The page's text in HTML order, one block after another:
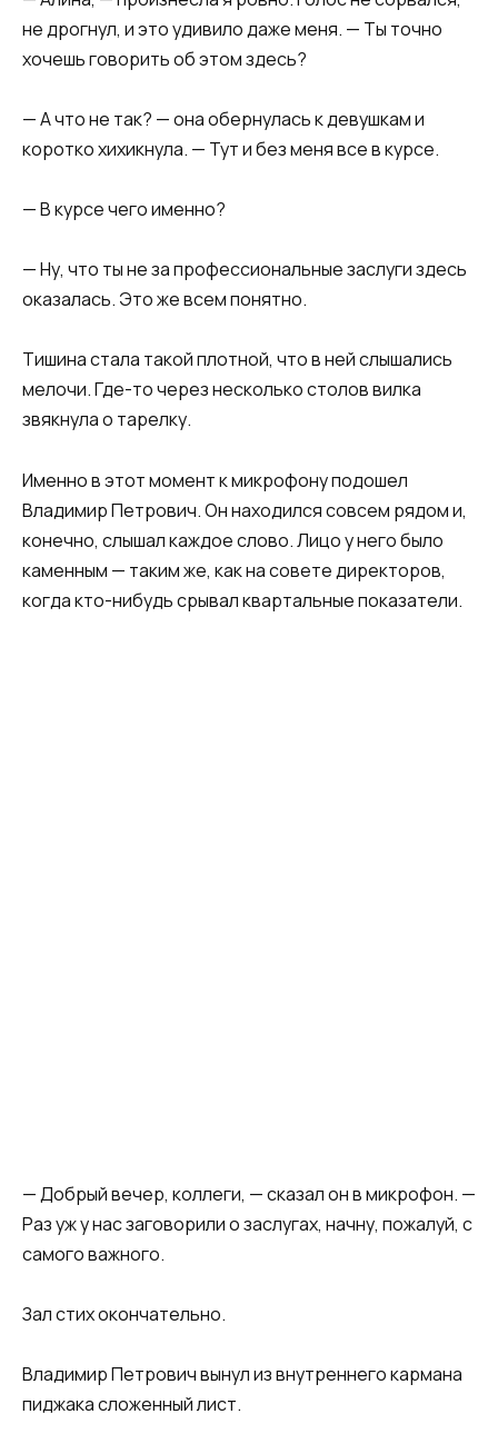
не дрогнул, и это удивило даже меня. — Ты точно
хочешь говорить об этом здесь?
— А что не так? — она обернулась к девушкам и
коротко хихикнула. — Тут и без меня все в курсе.
— В курсе чего именно?
— Ну, что ты не за профессиональные заслуги здесь
оказалась. Это же всем понятно.
Тишина стала такой плотной, что в ней слышались
мелочи. Где-то через несколько столов вилка
звякнула о тарелку.
Именно в этот момент к микрофону подошел
Владимир Петрович. Он находился совсем рядом и,
конечно, слышал каждое слово. Лицо у него было
каменным — таким же, как на совете директоров,
когда кто-нибудь срывал квартальные показатели.
— Добрый вечер, коллеги, — сказал он в микрофон. —
Раз уж у нас заговорили о заслугах, начну, пожалуй, с
самого важного.
Зал стих окончательно.
Владимир Петрович вынул из внутреннего кармана
пиджака сложенный лист.